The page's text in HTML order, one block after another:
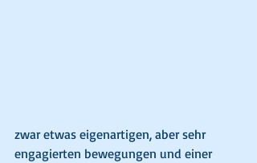
zwar etwas eigenartigen, aber sehr
engagierten bewegungen und einer